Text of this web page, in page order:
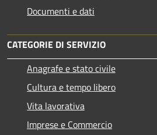
Documenti e dati
CATEGORIE DI SERVIZIO
Anagrafe e stato civile
Cultura e tempo libero
Vita lavorativa
Imprese e Commercio